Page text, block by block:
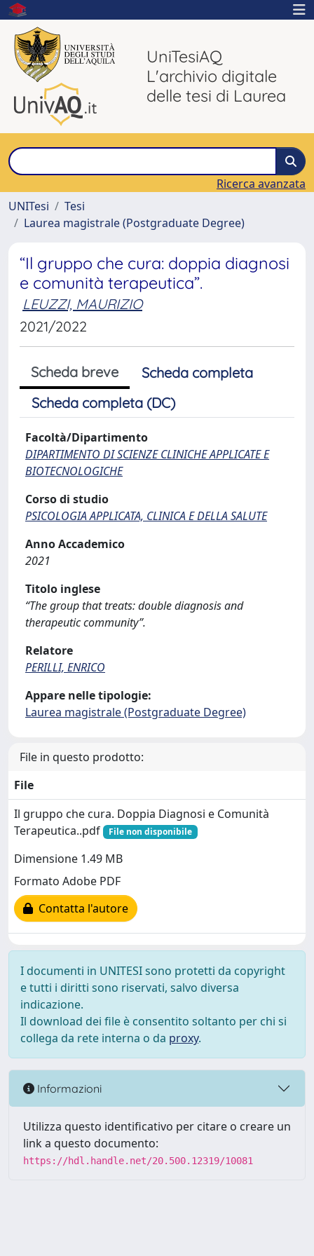
UniTesiAQ
L'archivio digitale
delle tesi di Laurea
Ricerca avanzata
UNITesi
Tesi
Laurea magistrale (Postgraduate Degree)
“Il gruppo che cura: doppia diagnosi
e comunità terapeutica”.
LEUZZI, MAURIZIO
2021/2022
Scheda breve
Scheda completa
Scheda completa (DC)
Facoltà/Dipartimento
DIPARTIMENTO DI SCIENZE CLINICHE APPLICATE E
BIOTECNOLOGICHE
Corso di studio
PSICOLOGIA APPLICATA, CLINICA E DELLA SALUTE
Anno Accademico
2021
Titolo inglese
“The group that treats: double diagnosis and
therapeutic community”.
Relatore
PERILLI, ENRICO
Appare nelle tipologie:
Laurea magistrale (Postgraduate Degree)
File in questo prodotto:
File
Il gruppo che cura. Doppia Diagnosi e Comunità
Terapeutica..pdf
File non disponibile
Dimensione 1.49 MB
Formato Adobe PDF
Contatta l'autore
I documenti in UNITESI sono protetti da copyright
e tutti i diritti sono riservati, salvo diversa
indicazione.
Il download dei file è consentito soltanto per chi si
collega da rete interna o da proxy.
Informazioni
Utilizza questo identificativo per citare o creare un
link a questo documento:
https://hdl.handle.net/20.500.12319/10081